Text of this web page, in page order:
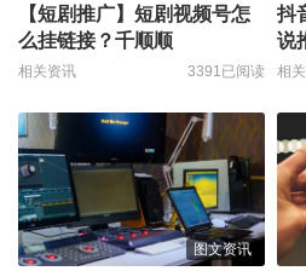
【短剧推广】短剧视频号怎
么挂链接？千顺顺
相关资讯 3391已阅读
抖
说
相
图文资讯